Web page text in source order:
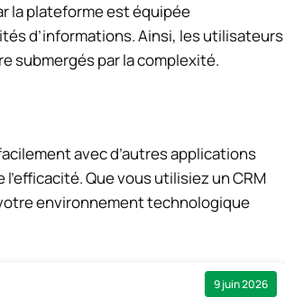
la plateforme est équipée
d’informations. Ainsi, les utilisateurs
submergés par la complexité.
avec d’autres applications
Que vous utilisiez un CRM
environnement technologique
9 juin 2026